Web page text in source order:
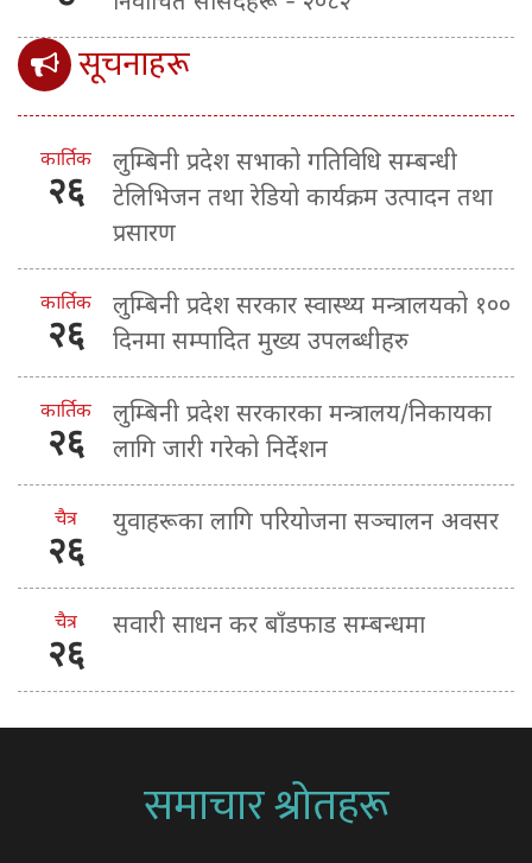
सूचनाहरू
कार्तिक
२६
लुम्बिनी प्रदेश सभाको गतिविधि सम्बन्धी
टेलिभिजन तथा रेडियो कार्यक्रम उत्पादन तथा
प्रसारण
कार्तिक
२६
लुम्बिनी प्रदेश सरकार स्वास्थ्य मन्त्रालयको १००
दिनमा सम्पादित मुख्य उपलब्धीहरु
कार्तिक
२६
लुम्बिनी प्रदेश सरकारका मन्त्रालय/निकायका
लागि जारी गरेको निर्देशन
चैत्र
२६
युवाहरूका लागि परियोजना सञ्चालन अवसर
चैत्र
२६
सवारी साधन कर बाँडफाड सम्बन्धमा
समाचार श्रोतहरू